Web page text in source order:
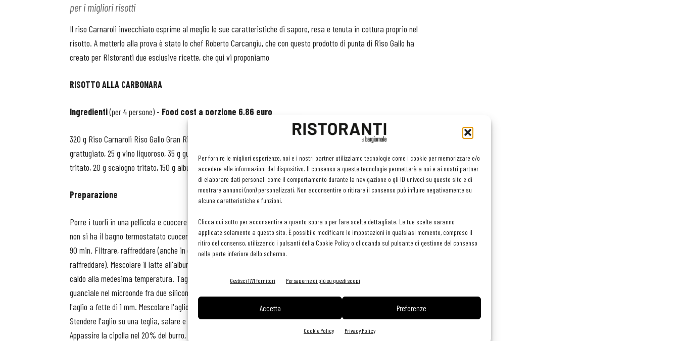
Per fornire le migliori esperienze, noi e i nostri partner utilizziamo tecnologie come i cookie per memorizzare e/o
accedere alle informazioni del dispositivo. Il consenso a queste tecnologie permetterà a noi e ai nostri partner
di elaborare dati personali come il comportamento durante la navigazione o gli ID univoci su questo sito e di
mostrare annunci (non) personalizzati. Non acconsentire o ritirare il consenso può influire negativamente su
alcune caratteristiche e funzioni.
Clicca qui sotto per acconsentire a quanto sopra o per fare scelte dettagliate. Le tue scelte saranno
applicate solamente a questo sito. È possibile modificare le impostazioni in qualsiasi momento, compreso il
ritiro del consenso, utilizzando i pulsanti della Cookie Policy o cliccando sul pulsante di gestione del consenso
nella parte inferiore dello schermo.
Gestisci 1771 fornitori Per saperne di più su questi scopi
Accetta Preferenze
Cookie Policy Privacy Policy
per i migliori risotti
Il riso Carnaroli invecchiato esprime al meglio le sue caratteristiche di sapore, resa e tenuta in cottura proprio nel
risotto. A metterlo alla prova è stato lo chef Roberto Carcangiu, che con questo prodotto di punta di Riso Gallo ha
creato per Ristoranti due esclusive ricette, che qui vi proponiamo
RISOTTO ALLA CARBONARA
Ingredienti(per 4 persone) - Food cost a porzione 6,86 euro
320 g Riso Carnaroli Riso Gallo Gran Riserva, 1400 g brodo di manzo, 120 g burro, 20 g cipolla, 80 g grana padano
grattugiato, 25 g vino liquoroso, 35 g guanciale, 120 g tuorlo, 20 g pecorino, 150 g latte fresco intero, 110 g bacon
tritato, 20 g scalogno tritato, 150 g albume, 140 g latte scremato, 40 g aglio, 15 g riso soffiato, sale q.b.
Preparazione
Porre i tuorli in una pellicola e cuocere a 72C° per 30 minuti. Lasciar raffreddare e dare forma rotonda piatta (se
non si ha il bagno termostatato cuocere poché). Cuocere il bacon e lo scalogno nel latte in sottovuoto a 80C° per
90 min. Filtrare, raffreddare (anche in questo caso portare a 90°C con il bacon per 30 minuti coprire e lasciar
raffreddare). Mescolare il latte all'albume portare a 62C° mettere nel sifone e caricare due bombole. Mantenere in
caldo alla medesima temperatura. Tagliare il guanciale a fette sottili e poi a filangé. Disidratare i bastoncini di
guanciale nel microonde fra due siliconi, coperti con un peso, per circa 2 minuti alla massima potenza. Tagliare
l'aglio a fette di 1 mm. Mescolare l'aglio al latte e portare a 70C° togliere subito e raffreddare in acqua e ghiaccio.
Stendere l'aglio su una teglia, salare e disidratare per 2 ore a 50 C°. Mondare la cipolla. Tritare finemente.
Appassire la cipolla nel 20% del burro, aggiungere il riso. Tostare per qualche minuto. Bagnare con il brodo un po’